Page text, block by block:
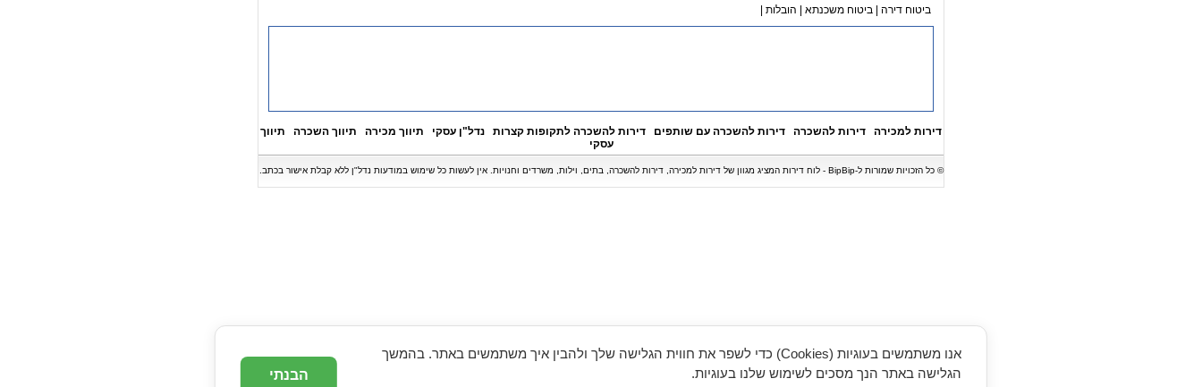
ביטוח דירה
ביטוח משכנתא הובלות
דירות למכירה דירות להשכרה דירות להשכרה עם שותפים דירות להשכרה לתקופות קצרות נדל"ן עסקי תיווך מכירה תיווך השכרה
תיווך
עסקי
© כל הזכויות שמורות ל-BipBip - לוח דירות המציג מגוון של דירות למכירה, דירות להשכרה, בתים, וילות, משרדים וחנויות. אין לעשות כל שימוש במודעות נדל"ן ללא קבלת אישור בכתב.
אנו משתמשים בעוגיות (Cookies) כדי לשפר את חווית הגלישה שלך ולהבין איך משתמשים באתר. בהמשך
הגלישה באתר הנך מסכים לשימוש שלנו בעוגיות.
הבנתי